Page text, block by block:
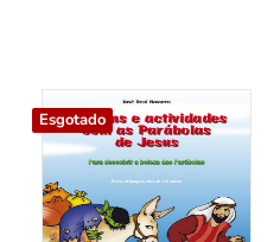
Esgotado